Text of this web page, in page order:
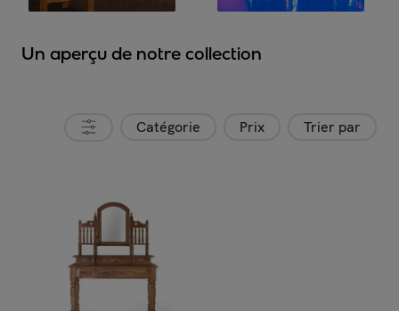
Un aperçu de notre collection
Catégorie Prix Trier par